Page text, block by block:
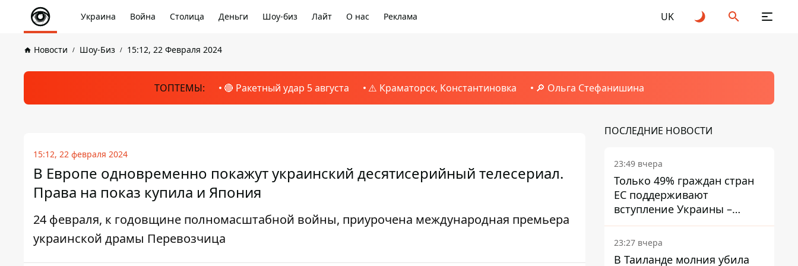
Украина Война Столица Деньги Шоу-биз Лайт О нас Реклама UK
Новости Шоу-Биз 15:12, 22 Февраля 2024
ТОПТЕМЫ: 🔴 Ракетный удар 5 августа ⚠️ Краматорск, Константиновка 🔎 Ольга Стефанишина
15:12, 22 февраля 2024
В Европе одновременно покажут украинский десятисерийный телесериал.
Права на показ купила и Япония
24 февраля, к годовщине полномасштабной войны, приурочена международная премьера
украинской драмы Перевозчица
ПОСЛЕДНИЕ НОВОСТИ
23:49 вчера
Только 49% граждан стран
ЕС поддерживают
вступление Украины –
результаты опроса
23:27 вчера
В Таиланде молния убила